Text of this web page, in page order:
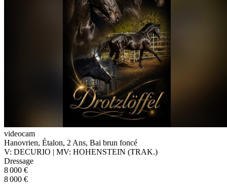
videocam
Hanovrien, Étalon, 2 Ans, Bai brun foncé
V: DECURIO | MV: HOHENSTEIN (TRAK.)
Dressage
8 000 €
8 000 €